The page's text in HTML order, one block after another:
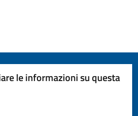
le informazioni su questa